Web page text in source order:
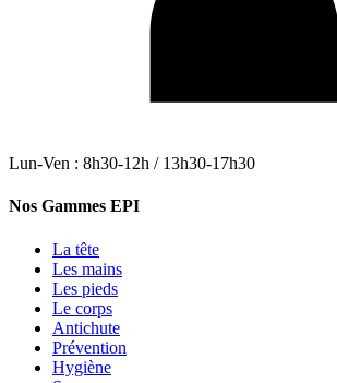
Lun-Ven : 8h30-12h / 13h30-17h30
Nos Gammes EPI
La tête
Les mains
Les pieds
Le corps
Antichute
Prévention
Hygiène